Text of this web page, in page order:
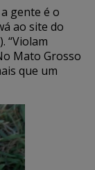
gente é o
ao site do
“Violam
Mato Grosso
que um